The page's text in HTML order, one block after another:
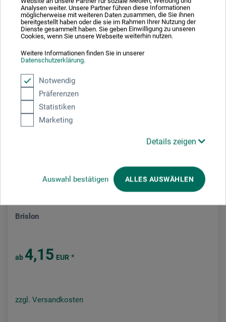
Analysen weiter. Unsere Partner führen diese Informationen
möglicherweise mit weiteren Daten zusammen, die Sie ihnen
bereitgestellt haben oder die sie im Rahmen Ihrer Nutzung der
Dienste gesammelt haben. Sie geben Einwilligung zu unseren
Cookies, wenn Sie unsere Webseite weiterhin nutzen.
Weitere Informationen finden Sie in unserer
Datenschutzerklärung.
Notwendig
Präferenzen
Statistiken
Marketing
Details zeigen
Auswahl bestätigen ALLES AUSWÄHLEN
Brislon
ab 4,15 EUR *
zzgl. Versandkosten